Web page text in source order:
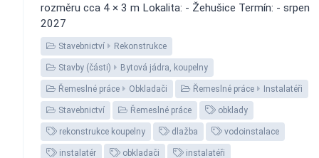
rozměru cca 4 × 3 m Lokalita: - Žehušice Termín: - srpen
2027
Stavebnictví Rekonstrukce
Stavby (části) Bytová jádra, koupelny
Řemeslné práce Obkladači Řemeslné práce Instalatéři
Stavebnictví Řemeslné práce obklady
rekonstrukce koupelny dlažba vodoinstalace
instalatér obkladači instalatéři